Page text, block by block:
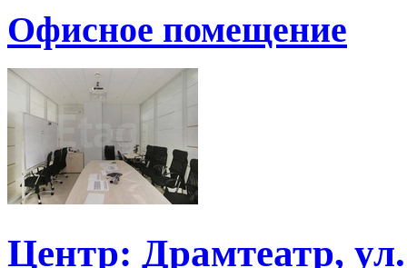
Офисное помещение
Центр: Драмтеатр,